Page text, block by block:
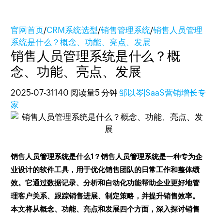
官网首页/CRM系统选型/销售管理系统/销售人员管理
系统是什么？概念、功能、亮点、发展
销售人员管理系统是什么？概
念、功能、亮点、发展
2025-07-31140 阅读量5 分钟 邹以岑|SaaS营销增长专
家
销售人员管理系统是什么1？销售人员管理系统是一种专为企
业设计的软件工具，用于优化销售团队的日常工作和整体绩
效。它通过数据记录、分析和自动化功能帮助企业更好地管
理客户关系、跟踪销售进展、制定策略，并提升销售效率。
本文将从概念、功能、亮点和发展四个方面，深入探讨销售